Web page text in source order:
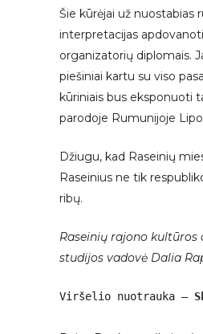
Šie kūrėjai už nuostabias
interpretacijas
organizatorių diplomais.
piešiniai kartu su viso
kūriniais bus eksponuoti
parodoje Rumunijoje
Džiugu, kad Raseinių
Raseinius ne tik
ribų.
Raseinių rajono kultūros
studijos vadovė Dalia
Viršelio nuotrauka –